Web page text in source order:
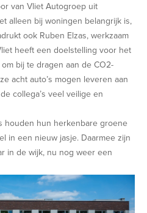
van Vliet Autogroep uit
alleen bij woningen belangrijk is,
ook Ruben Elzas, werkzaam
heeft een doelstelling voor het
bij te dragen aan de CO2-
acht auto’s mogen leveren aan
collega’s veel veilige en
houden hun herkenbare groene
in een nieuw jasje. Daarmee zijn
in de wijk, nu nog weer een